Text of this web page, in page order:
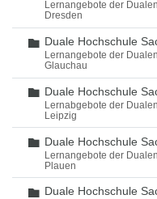
Lernangebote der
Dresden
Ordner
Duale Hochschule
Lernangebote der
Glauchau
Ordner
Duale Hochschule
Lernabgebote der
Leipzig
Ordner
Duale Hochschule
Lernangebote der
Plauen
Ordner
Duale Hochschule